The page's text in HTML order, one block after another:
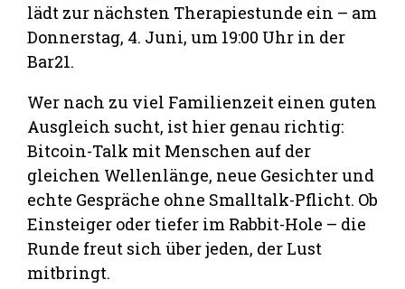
lädt zur nächsten Therapiestunde ein – am
Donnerstag, 4. Juni, um 19:00 Uhr in der
Bar21.
Wer nach zu viel Familienzeit einen guten
Ausgleich sucht, ist hier genau richtig:
Bitcoin-Talk mit Menschen auf der
gleichen Wellenlänge, neue Gesichter und
echte Gespräche ohne Smalltalk-Pflicht. Ob
Einsteiger oder tiefer im Rabbit-Hole – die
Runde freut sich über jeden, der Lust
mitbringt.